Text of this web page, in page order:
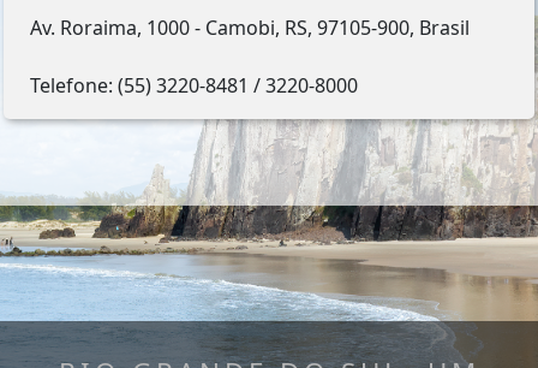
Av. Roraima, 1000 - Camobi, RS, 97105-900, Brasil
Telefone: (55) 3220-8481 / 3220-8000